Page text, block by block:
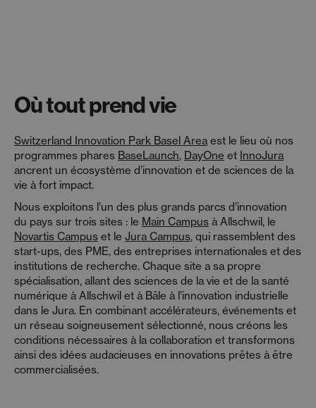
Où tout prend vie
Switzerland Innovation Park Basel Areaest le lieu où nos
programmes phares BaseLaunch, DayOne et InnoJura
ancrent un écosystème d’innovation et de sciences de la
vie à fort impact.
Nous exploitons l’un des plus grands parcs d’innovation
du pays sur trois sites : le Main Campus à Allschwil, le
Novartis Campus et le Jura Campus, qui rassemblent des
start-ups, des PME, des entreprises internationales et des
institutions de recherche. Chaque site a sa propre
spécialisation, allant des sciences de la vie et de la santé
numérique à Allschwil et à Bâle à l’innovation industrielle
dans le Jura. En combinant accélérateurs, événements et
un réseau soigneusement sélectionné, nous créons les
conditions nécessaires à la collaboration et transformons
ainsi des idées audacieuses en innovations prêtes à être
commercialisées.